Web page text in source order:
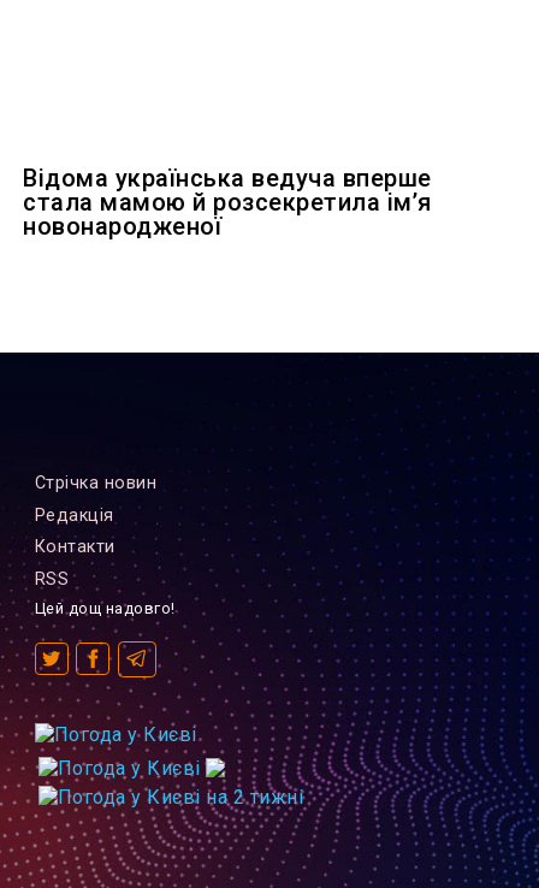
Відома українська ведуча вперше
стала мамою й розсекретила ім’я
новонародженої
Стрiчка новин
Редакцiя
Контакти
RSS
Цей дощ надовго!